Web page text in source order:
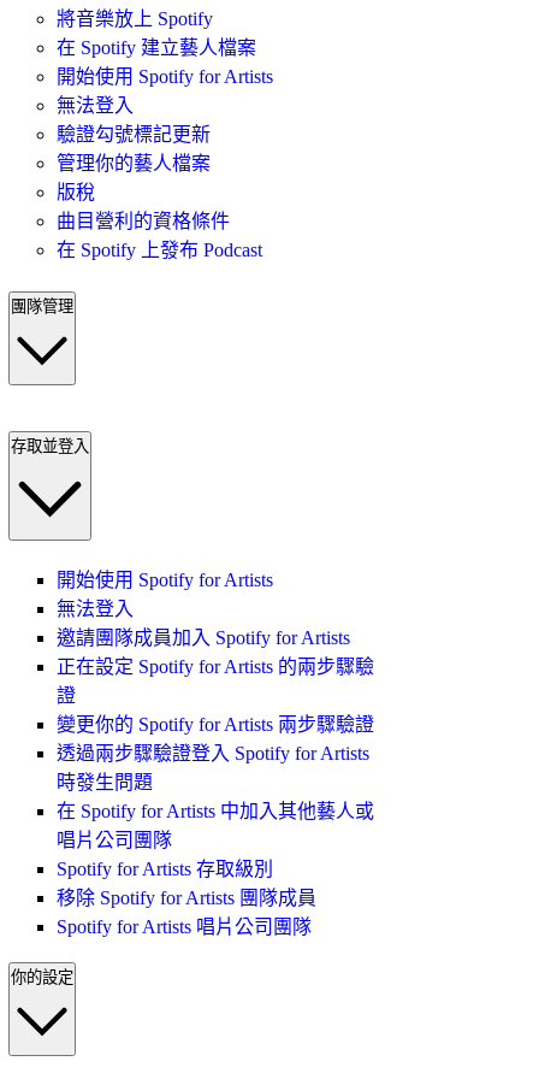
將音樂放上 Spotify
在 Spotify 建立藝人檔案
開始使用 Spotify for Artists
無法登入
驗證勾號標記更新
管理你的藝人檔案
版稅
曲目營利的資格條件
在 Spotify 上發布 Podcast
團隊管理
存取並登入
開始使用 Spotify for Artists
無法登入
邀請團隊成員加入 Spotify for Artists
正在設定 Spotify for Artists 的兩步驟驗
證
變更你的 Spotify for Artists 兩步驟驗證
透過兩步驟驗證登入 Spotify for Artists
時發生問題
在 Spotify for Artists 中加入其他藝人或
唱片公司團隊
Spotify for Artists 存取級別
移除 Spotify for Artists 團隊成員
Spotify for Artists 唱片公司團隊
你的設定